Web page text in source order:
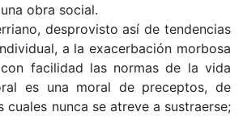
obra social.
desprovisto así de tendencias
a la exacerbación mor­bosa
facilidad las normas de la vida
es una moral de pre­ceptos, de
cuales nunca se atreve a sustraerse;